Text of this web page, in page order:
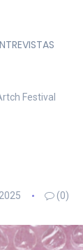
Festival
(0)